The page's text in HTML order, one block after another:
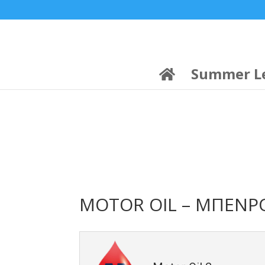
Summer League
Summer League
Summer
MOTOR OIL –